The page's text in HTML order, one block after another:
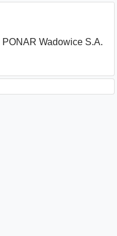
PONAR Wadowice S.A.